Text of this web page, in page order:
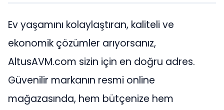
Ev yaşamını kolaylaştıran, kaliteli ve
ekonomik çözümler arıyorsanız,
AltusAVM.com sizin için en doğru adres.
Güvenilir markanın resmi online
mağazasında, hem bütçenize hem